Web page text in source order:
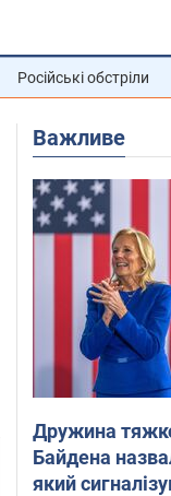
Російські обстріли
Важливе
Дружина
Байдена
який